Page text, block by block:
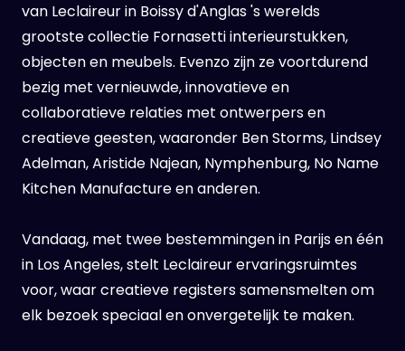
van Leclaireur in Boissy d'Anglas 's werelds
grootste collectie Fornasetti interieurstukken,
objecten en meubels. Evenzo zijn ze voortdurend
bezig met vernieuwde, innovatieve en
collaboratieve relaties met ontwerpers en
creatieve geesten, waaronder Ben Storms, Lindsey
Adelman, Aristide Najean, Nymphenburg, No Name
Kitchen Manufacture en anderen.
Vandaag, met twee bestemmingen in Parijs en één
in Los Angeles, stelt Leclaireur ervaringsruimtes
voor, waar creatieve registers samensmelten om
elk bezoek speciaal en onvergetelijk te maken.